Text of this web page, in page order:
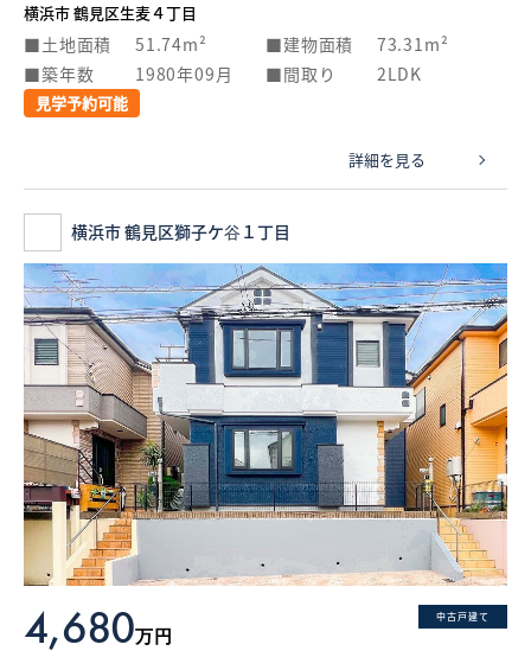
横浜市 鶴見区生麦４丁目
土地面積 51.74m² 建物面積
73.31m²
築年数
1980年09月 間取り 2LDK
見学予約可能
詳細を見る
横浜市 鶴見区獅子ケ谷１丁目
中古戸建て
4,680万円